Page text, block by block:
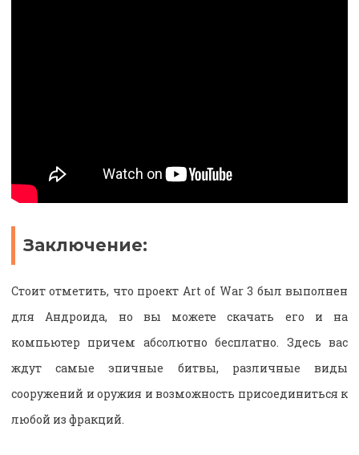
Заключение:
Стоит отметить, что проект Art of War 3 был выполнен
для Андроида, но вы можете скачать его и на
компьютер причем абсолютно бесплатно. Здесь вас
ждут самые эпичные битвы, различные виды
сооружений и оружия и возможность присоединиться к
любой из фракций.